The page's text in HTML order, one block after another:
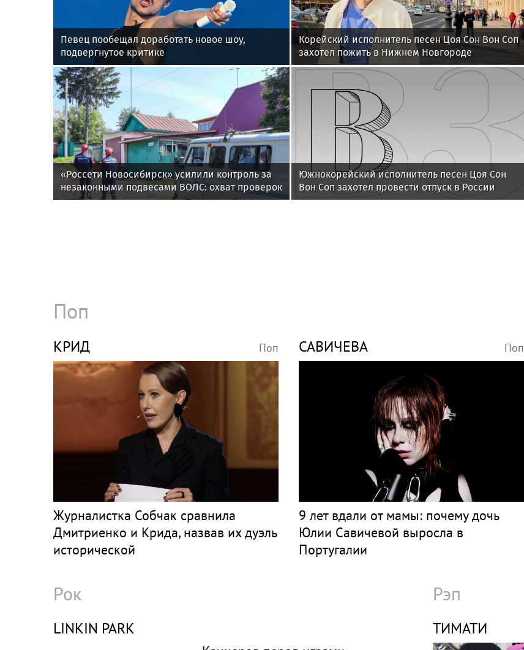
Певец пообещал доработать новое шоу,
подвергнутое критике
Корейский исполнитель песен Цоя Сон Вон Соп
захотел пожить в Нижнем Новгороде
«Россети Новосибирск» усилили контроль за
незаконными подвесами ВОЛС: охват проверок
вырос в 1,5 раза
Южнокорейский исполнитель песен Цоя Сон
Вон Соп захотел провести отпуск в России
Поп
КРИД Поп
Журналистка Собчак сравнила
Дмитриенко и Крида, назвав их дуэль
исторической
САВИЧЕВА Поп
9 лет вдали от мамы: почему дочь
Юлии Савичевой выросла в
Португалии
Рок
LINKIN PARK
Рэп
ТИМАТИ